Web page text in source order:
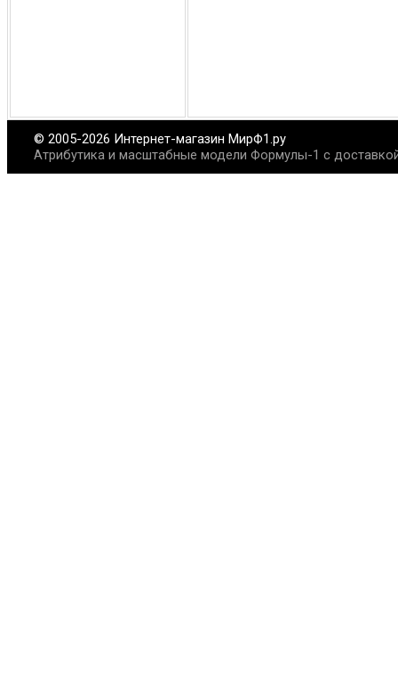
© 2005-2026 Интернет-магазин МирФ1.ру
Атрибутика и масштабные модели Формулы-1 с